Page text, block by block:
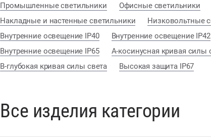
Промышленные светильники Офисные светильники
Накладные и настенные светильники
Низковольтные
Внутренние освещение IP40
Внутренние освещение IP42
Внутренние освещение IP65
А-косинусная кривая силы
В-глубокая кривая силы света
Высокая защита IP67
Все изделия категории